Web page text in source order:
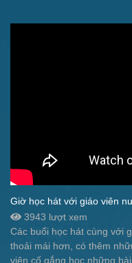
Giờ học hát với giáo viên
3943 lượt xem
Các buổi học hát cùng với
thoải mái hơn, có thêm
viên cố gắng học những